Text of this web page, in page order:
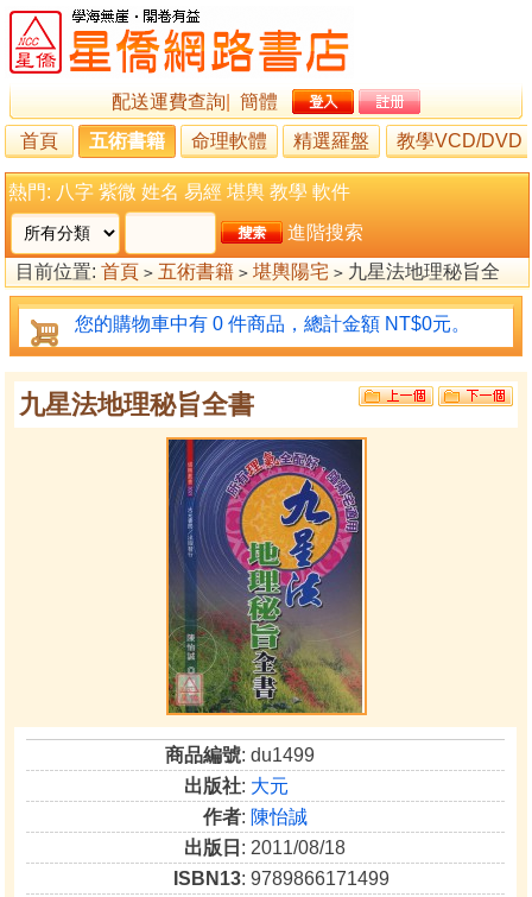
配送運費查詢
簡體
首頁
五術書籍 命理軟體 精選羅盤 教學VCD/DVD
熱門: 八字 紫微 姓名 易經 堪輿 教學 軟件
進階搜索
目前位置: 首頁 > 五術書籍 > 堪輿陽宅 > 九星法地理秘旨全
書
您的購物車中有 0 件商品，總計金額 NT$0元。
九星法地理秘旨全書
商品編號: du1499
出版社: 大元
作者: 陳怡誠
出版日 : 2011/08/18
ISBN13: 9789866171499